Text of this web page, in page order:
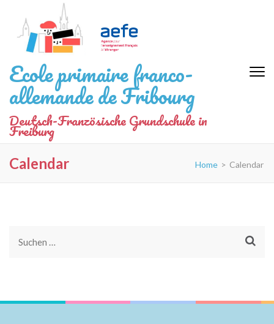
Inhalt
springen
(Eingabetaste
drücken)
Ecole primaire franco-
allemande de Fribourg
Deutsch-Französische Grundschule in
Freiburg
Calendar Home > Calendar
Suchen